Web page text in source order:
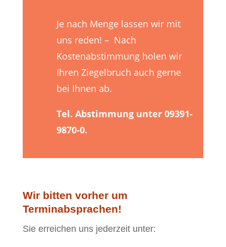
Je nach Menge lassen wir mit
uns reden! – Nach
Kostenabstimmung holen wir
Ihren Ziegelbruch auch gerne
bei Ihnen ab.
Tel. Abstimmung unter 09391-
9870-0.
Wir bitten vorher um
Terminabsprachen!
Sie erreichen uns jederzeit unter: